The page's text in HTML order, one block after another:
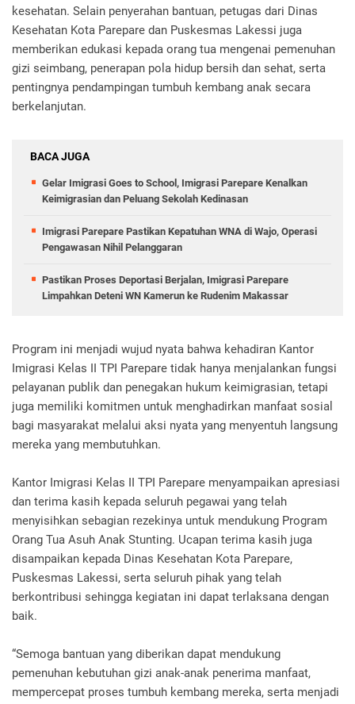
kesehatan. Selain penyerahan bantuan, petugas dari Dinas
Kesehatan Kota Parepare dan Puskesmas Lakessi juga
memberikan edukasi kepada orang tua mengenai pemenuhan
gizi seimbang, penerapan pola hidup bersih dan sehat, serta
pentingnya pendampingan tumbuh kembang anak secara
berkelanjutan.
BACA JUGA
Gelar Imigrasi Goes to School, Imigrasi Parepare Kenalkan
Keimigrasian dan Peluang Sekolah Kedinasan
Imigrasi Parepare Pastikan Kepatuhan WNA di Wajo, Operasi
Pengawasan Nihil Pelanggaran
Pastikan Proses Deportasi Berjalan, Imigrasi Parepare
Limpahkan Deteni WN Kamerun ke Rudenim Makassar
Program ini menjadi wujud nyata bahwa kehadiran Kantor
Imigrasi Kelas II TPI Parepare tidak hanya menjalankan fungsi
pelayanan publik dan penegakan hukum keimigrasian, tetapi
juga memiliki komitmen untuk menghadirkan manfaat sosial
bagi masyarakat melalui aksi nyata yang menyentuh langsung
mereka yang membutuhkan.
Kantor Imigrasi Kelas II TPI Parepare menyampaikan apresiasi
dan terima kasih kepada seluruh pegawai yang telah
menyisihkan sebagian rezekinya untuk mendukung Program
Orang Tua Asuh Anak Stunting. Ucapan terima kasih juga
disampaikan kepada Dinas Kesehatan Kota Parepare,
Puskesmas Lakessi, serta seluruh pihak yang telah
berkontribusi sehingga kegiatan ini dapat terlaksana dengan
baik.
“Semoga bantuan yang diberikan dapat mendukung
pemenuhan kebutuhan gizi anak-anak penerima manfaat,
mempercepat proses tumbuh kembang mereka, serta menjadi